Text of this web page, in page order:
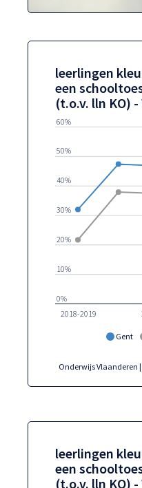
leerlingen
een
(t.o.v. lln KO) -
Gent
2018-2019
0%
10%
20%
30%
40%
50%
60%
leerlingen
een
(t.o.v. lln KO) -